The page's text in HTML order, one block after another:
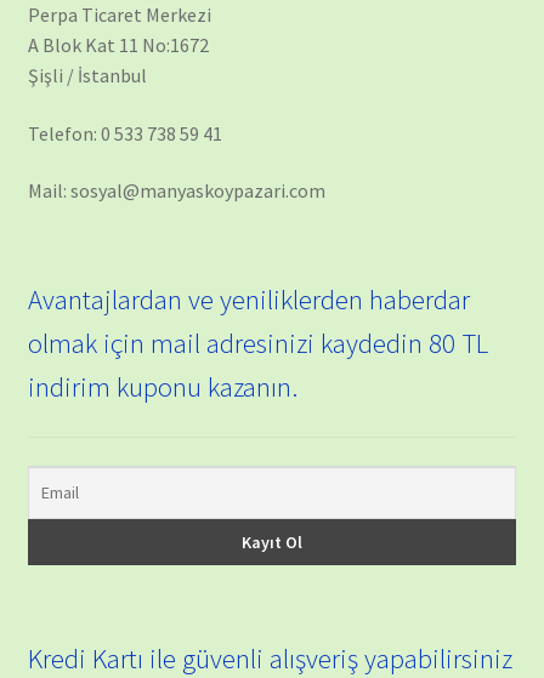
Perpa Ticaret Merkezi
A Blok Kat 11 No:1672
Şişli / İstanbul
Telefon: 0 533 738 59 41
Mail: sosyal@manyaskoypazari.com
Avantajlardan ve yeniliklerden haberdar
olmak için mail adresinizi kaydedin 80 TL
indirim kuponu kazanın.
Kredi Kartı ile güvenli alışveriş yapabilirsiniz